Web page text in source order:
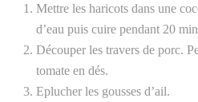
Mettre les haricots dans une
d’eau puis cuire pendant 20
Découper les travers de porc.
tomate en dés.
Eplucher les gousses d’ail.